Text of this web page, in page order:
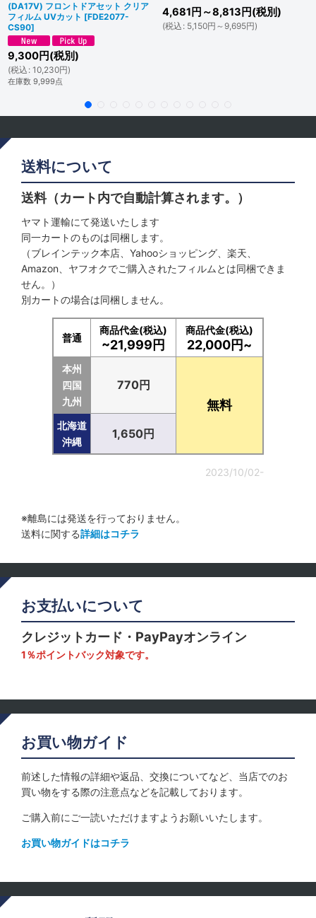
(DA17V) フロントドアセット クリア
フィルム UVカット [FDE2077-
CS90]
9,300円(税別)
(税込 : 10,230円)
在庫数 9,999点
4,681 円 ～8,813 円(税別)
(税込 : 5,150円 ～9,695円)
送料について
送料（カート内で自動計算されます。）
ヤマト運輸にて発送いたします
同一カートのものは同梱します。
（ブレインテック本店、Yahooショッピング、楽天、
Amazon、ヤフオクでご購入されたフィルムとは同梱できま
せん。）
別カートの場合は同梱しません。
普通
商品代金(税込)
~21,999円
商品代金(税込)
22,000円~
本州
四国
九州
770円
無料
北海道
沖縄
1,650円
2023/10/02-
※離島には発送を行っておりません。
送料に関する詳細はコチラ
お支払いについて
クレジットカード・PayPayオンライン
1％ポイントバック対象です。
お買い物ガイド
前述した情報の詳細や返品、交換についてなど、当店でのお
買い物をする際の注意点などを記載しております。
ご購入前にご一読いただけますようお願いいたします。
お買い物ガイドはコチラ